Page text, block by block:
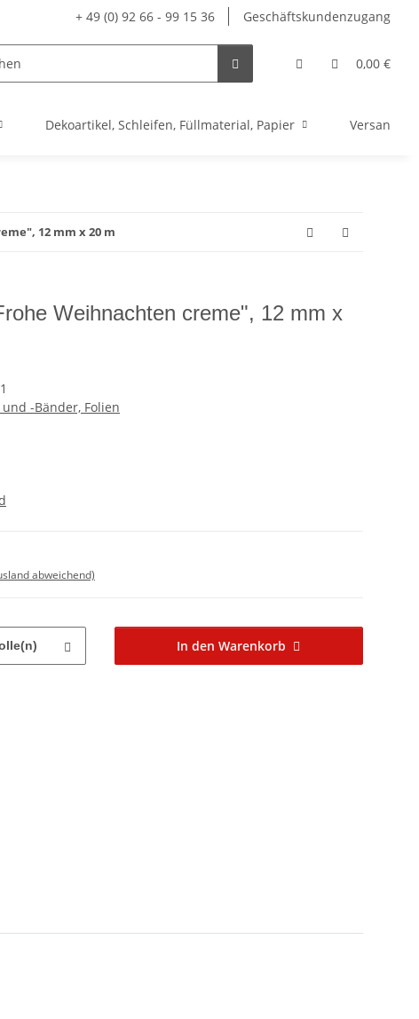
+ 49 (0) 92 66 - 99 15 36 Geschäftskundenzugang
0,00 €
Dekoartikel, Schleifen, Füllmaterial, Papier
12 mm x 20 m
Weihnachten creme", 12 mm x
-Bänder, Folien
abweichend)
In den Warenkorb